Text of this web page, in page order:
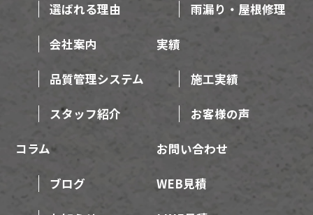
選ばれる理由
会社案内
品質管理システム
スタッフ紹介
雨漏り・屋根修理
実績
施工実績
お客様の声
コラム
ブログ
お問い合わせ
WEB見積